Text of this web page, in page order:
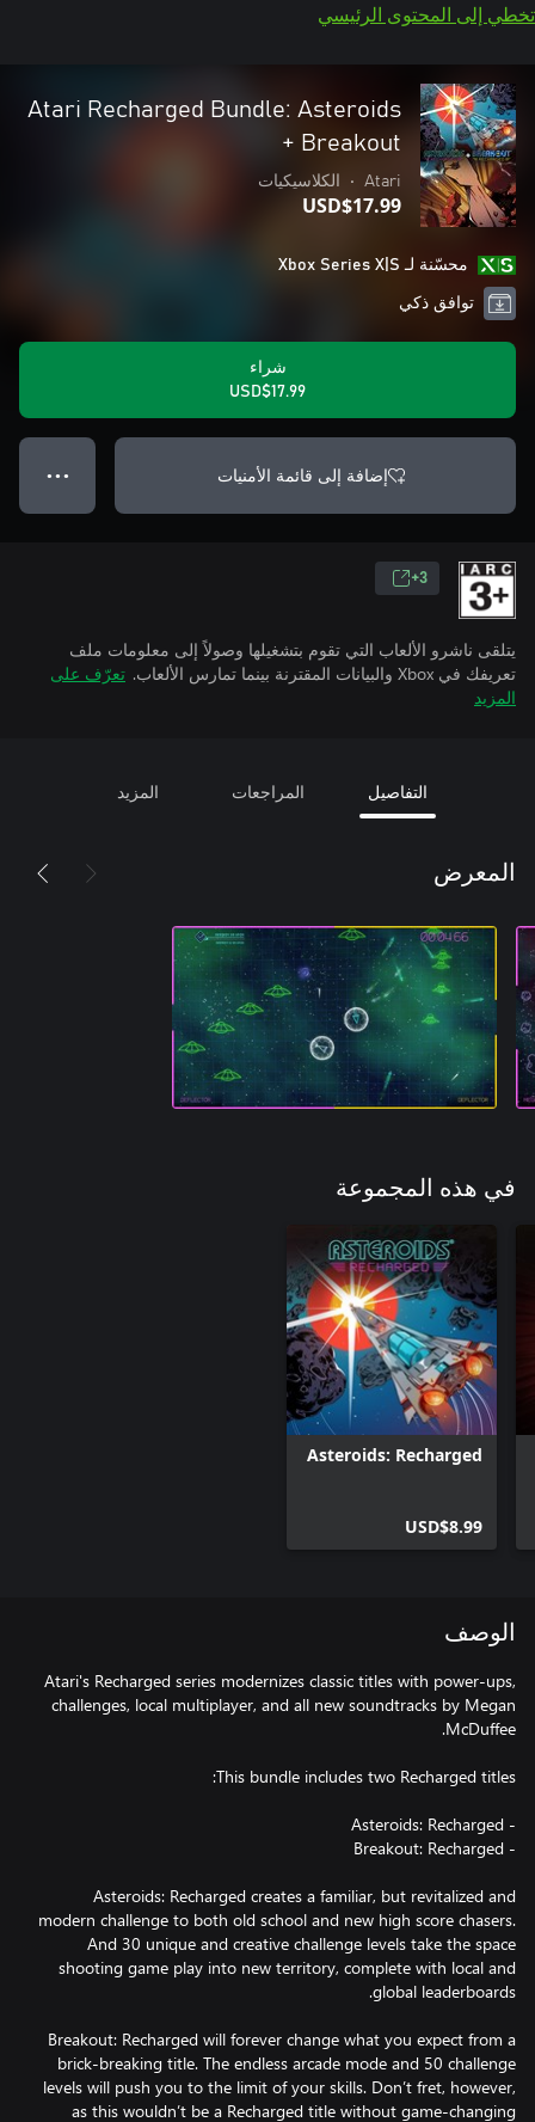
تخطي إلى المحتوى الرئيسي
Atari Recharged Bundle: Asteroids
+ Breakout
Atari
• الكلاسيكيات
USD$17.99
محسّنة لـ Xbox Series X|S
توافق ذكي
شراء
USD$17.99
إضافة إلى قائمة الأمنيات ● ● ●
3+
يتلقى ناشرو الألعاب التي تقوم بتشغيلها وصولاً إلى معلومات ملف
تعريفك في Xbox والبيانات المقترنة بينما تمارس الألعاب.
تعرّف على
المزيد
التفاصيل المراجعات المزيد
المعرض
في هذه المجموعة
Asteroids: Recharged
USD$8.99
الوصف
Atari's Recharged series modernizes classic titles with power-ups,
challenges, local multiplayer, and all new soundtracks by Megan
Asteroids: Recharged creates a familiar, but revitalized and
modern challenge to both old school and new high score chasers.
And 30 unique and creative challenge levels take the space
shooting game play into new territory, complete with local and
Breakout: Recharged will forever change what you expect from a
brick-breaking title. The endless arcade mode and 50 challenge
levels will push you to the limit of your skills. Don’t fret, however,
as this wouldn’t be a Recharged title without game-changing